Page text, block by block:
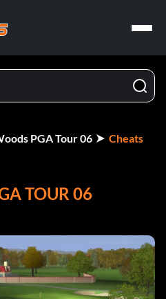
PGA Tour 06 Cheats
TOUR 06